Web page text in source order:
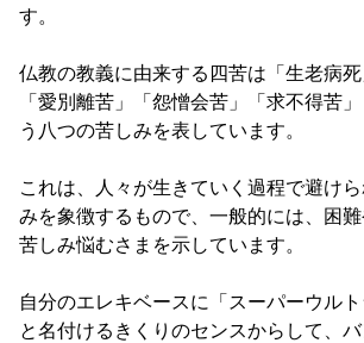
す。
仏教の教義に由来する四苦は「生老病
「愛別離苦」「怨憎会苦」「求不得苦
う八つの苦しみを表しています。
これは、人々が生きていく過程で避け
みを象徴するもので、一般的には、困
苦しみ悩むさまを示しています。
自分のエレキベースに「スーパーウルト
と名付けるきくりのセンスからして、